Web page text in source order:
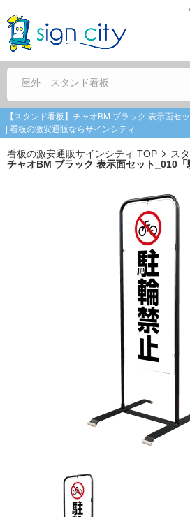
屋外 スタンド看板
【スタンド看板】チャオBM ブラック 表示面セ
| 看板の激安通販ならサインシティ
看板の激安通販サインシティ TOP
ス
チャオBM ブラック 表示面セット_010「